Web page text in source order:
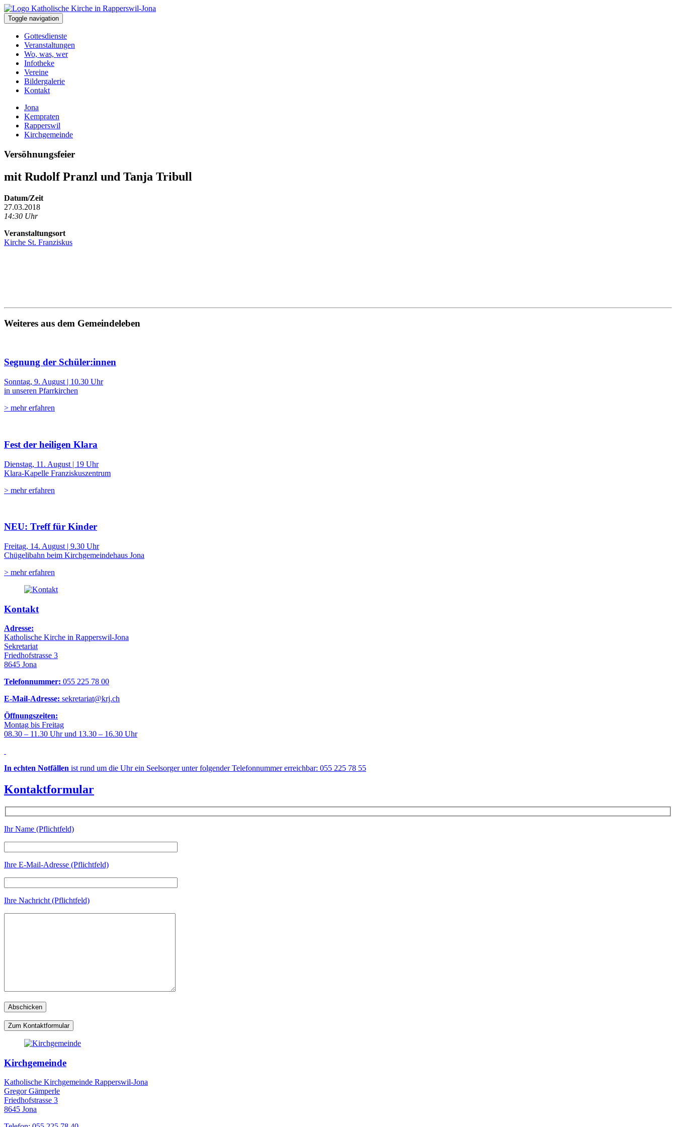
Toggle navigation
Gottesdienste
Veranstaltungen
Wo, was, wer
Infotheke
Vereine
Bildergalerie
Kontakt
Jona
Kempraten
Rapperswil
Kirchgemeinde
Versöhnungsfeier
mit Rudolf Pranzl und Tanja Tribull
Datum/Zeit
27.03.2018
14:30 Uhr
Veranstaltungsort
Kirche St. Franziskus
Weiteres aus dem Gemeindeleben
Segnung der Schüler:innen
Sonntag, 9. August | 10.30 Uhr
in unseren Pfarrkirchen
> mehr erfahren
Fest der heiligen Klara
Dienstag, 11. August | 19 Uhr
Klara-Kapelle Franziskuszentrum
> mehr erfahren
NEU: Treff für Kinder
Freitag, 14. August | 9.30 Uhr
Chügelibahn beim Kirchgemeindehaus Jona
> mehr erfahren
Kontakt
Adresse:
Katholische Kirche in Rapperswil-Jona
Sekretariat
Friedhofstrasse 3
8645 Jona
Telefonnummer: 055 225 78 00
E-Mail-Adresse: sekretariat@krj.ch
Öffnungszeiten:
Montag bis Freitag
08.30 – 11.30 Uhr und 13.30 – 16.30 Uhr
In echten Notfällen ist rund um die Uhr ein Seelsorger unter folgender Telefonnummer erreichbar: 055 225 78 55
Kontaktformular
Ihr Name (Pflichtfeld)
Ihre E-Mail-Adresse (Pflichtfeld)
Ihre Nachricht (Pflichtfeld)
Zum Kontaktformular
Kirchgemeinde
Katholische Kirchgemeinde Rapperswil-Jona
Gregor Gämperle
Friedhofstrasse 3
8645 Jona